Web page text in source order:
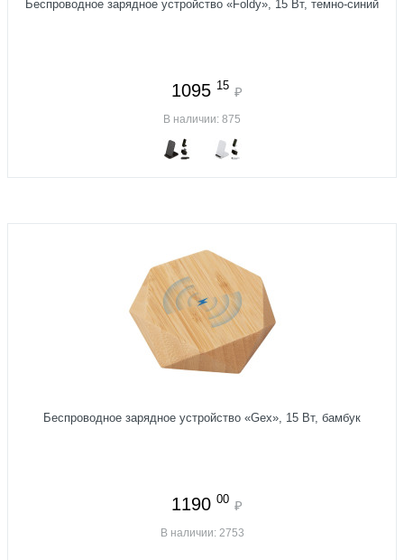
Беспроводное зарядное устройство «Foldy», 15 Вт, темно-синий
1095 15 ₽
В наличии: 875
Беспроводное зарядное устройство «Gex», 15 Вт, бамбук
1190 00 ₽
В наличии: 2753